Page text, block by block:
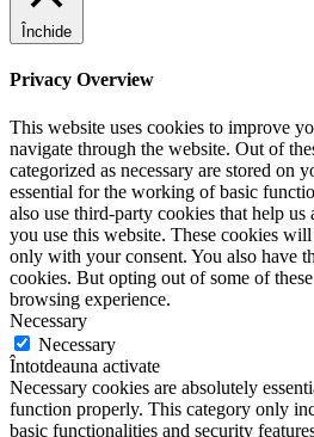
Închide
Privacy Overview
This website uses cookies to improve
navigate through the website. Out of
categorized as necessary are stored on
essential for the working of basic
also use third-party cookies that help
you use this website. These cookies
only with your consent. You also have
cookies. But opting out of some of
browsing experience.
Necessary
Necessary
Întotdeauna activate
Necessary cookies are absolutely
function properly. This category only
basic functionalities and security